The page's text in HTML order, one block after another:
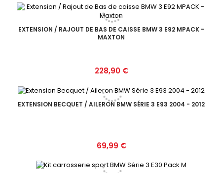
EXTENSION / RAJOUT DE BAS DE CAISSE BMW 3 E92 MPACK -
MAXTON
Prix
228,90 €
EXTENSION BECQUET / AILERON BMW SÉRIE 3 E93 2004 - 2012
Prix
69,99 €